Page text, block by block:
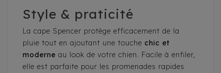
Style & praticité
La cape Spencer protège efficacement de la
pluie tout en ajoutant une touche chic et
moderne au look de votre chien. Facile à enfiler,
elle est parfaite pour les promenades rapides